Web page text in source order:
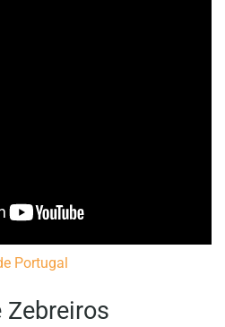
Portugal
Zebreiros